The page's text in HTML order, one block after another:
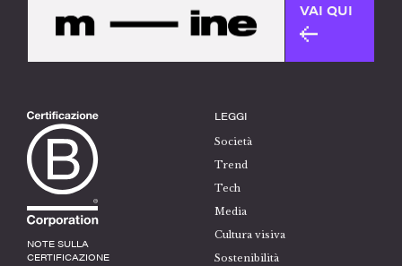
VAI QUI
NOTE SULLA
CERTIFICAZIONE
LEGGI
Società
Trend
Tech
Media
Cultura visiva
Sostenibilità